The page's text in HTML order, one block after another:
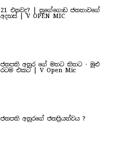
21 එනවද? | නුගේගොඩ ජනතාවගේ
අදහස් | V OPEN MIC
ජනපති අනුර ගේ මතට තිතට - මුළු
රටම එකට | V Open Mic
ජනපති අනුරගේ ජනප්‍රියත්වය ?